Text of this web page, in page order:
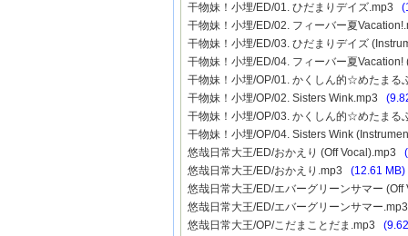
干物妹！小埋/ED/01. ひだまりデイズ.mp3
干物妹！小埋/ED/02. フィーバー夏
干物妹！小埋/ED/03. ひだまりデイズ
干物妹！小埋/ED/04. フィーバー夏
干物妹！小埋/OP/01. かくしん的☆めたま
干物妹！小埋/OP/02. Sisters Wink.mp3
干物妹！小埋/OP/03. かくしん的☆めたま
干物妹！小埋/OP/04. Sisters Wink
悠哉日常大王/ED/おかえり (Off Vocal).mp3
悠哉日常大王/ED/おかえり.mp3 (12.61 MB)
悠哉日常大王/ED/エバーグリーンサマー
悠哉日常大王/ED/エバーグリーンサマー
悠哉日常大王/OP/こだまことだま.mp3